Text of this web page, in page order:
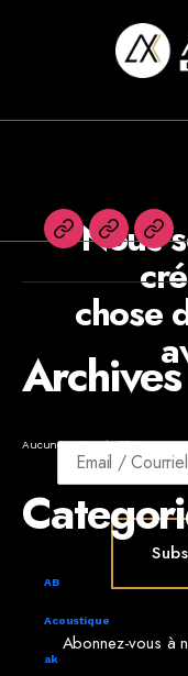
English Agents
Archives
Aucune archive à afficher.
AB
Acoustique
ak
Nous
chose
Abonnez-vous à